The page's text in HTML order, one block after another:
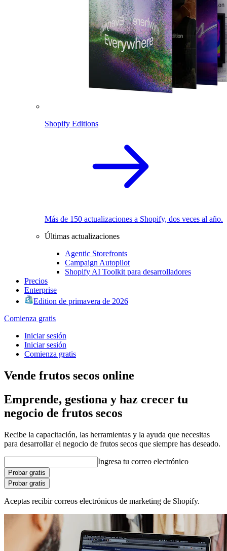
Shopify Editions
Más de 150 actualizaciones a Shopify, dos veces al año.
Últimas actualizaciones
Agentic Storefronts
Campaign Autopilot
Shopify AI Toolkit para desarrolladores
Precios
Enterprise
Edition de primavera de 2026
Comienza gratis
Iniciar sesión
Iniciar sesión
Comienza gratis
Vende frutos secos online
Emprende, gestiona y haz crecer tu
negocio de frutos secos
Recibe la capacitación, las herramientas y la ayuda que necesitas
para desarrollar el negocio de frutos secos que siempre has deseado.
Ingresa tu correo electrónico
Probar gratis
Probar gratis
Aceptas recibir correos electrónicos de marketing de Shopify.